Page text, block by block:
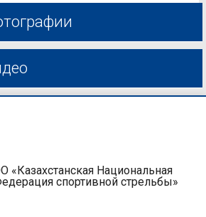
«Казахстанская Национальная
спортивной стрельбы»